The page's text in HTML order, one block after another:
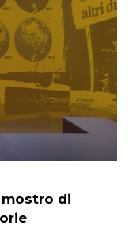
mostro di